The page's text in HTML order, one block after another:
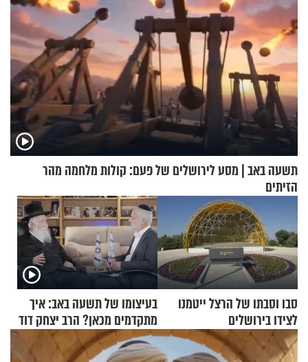
תשעה באב | מסע לירושלים של פעם: קולות מלחמה מהר
הזיתים
סבו וסבתו של הרצל ייטמנו
לצידו בירושלים
בעיצומו של תשעה באב: איך
מתקדמים מכאן? הרב יצחק דוד
גרוסמן בשיחה מיוחדת